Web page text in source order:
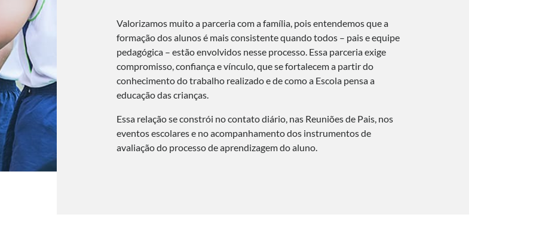
Valorizamos muito a parceria com a família, pois entendemos que a
formação dos alunos é mais consistente quando todos – pais e equipe
pedagógica – estão envolvidos nesse processo. Essa parceria exige
compromisso, confiança e vínculo, que se fortalecem a partir do
conhecimento do trabalho realizado e de como a Escola pensa a
educação das crianças.
Essa relação se constrói no contato diário, nas Reuniões de Pais, nos
eventos escolares e no acompanhamento dos instrumentos de
avaliação do processo de aprendizagem do aluno.